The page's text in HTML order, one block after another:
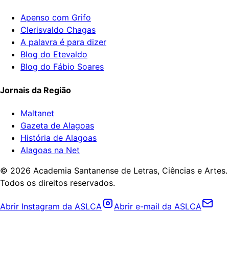
Apenso com Grifo
Clerisvaldo Chagas
A palavra é para dizer
Blog do Etevaldo
Blog do Fábio Soares
Jornais da Região
Maltanet
Gazeta de Alagoas
História de Alagoas
Alagoas na Net
© 2026 Academia Santanense de Letras, Ciências e Artes.
Todos os direitos reservados.
Abrir Instagram da ASLCA Abrir e-mail da ASLCA